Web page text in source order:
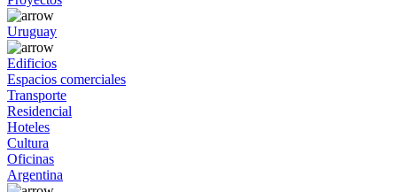
Uruguay
Edificios
Espacios comerciales
Transporte
Residencial
Hoteles
Cultura
Oficinas
Argentina